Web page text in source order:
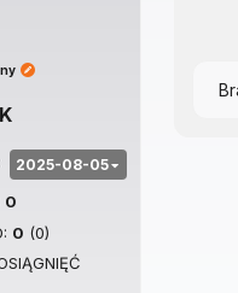
2025-08-05
0
: 0 (0)